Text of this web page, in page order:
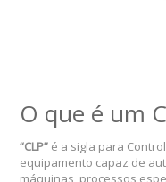
O que é um
“CLP” é a sigla para
equipamento capaz de
máquinas, processos